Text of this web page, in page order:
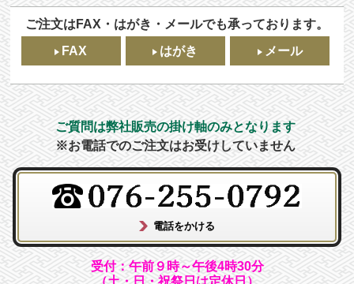
ご注文はFAX・はがき・メールでも承っております。
FAX
はがき メール
ご質問は弊社販売の掛け軸のみとなります
※お電話でのご注文はお受けしていません
受付：午前９時～午後4時30分
（土・日・祝祭日は定休日）